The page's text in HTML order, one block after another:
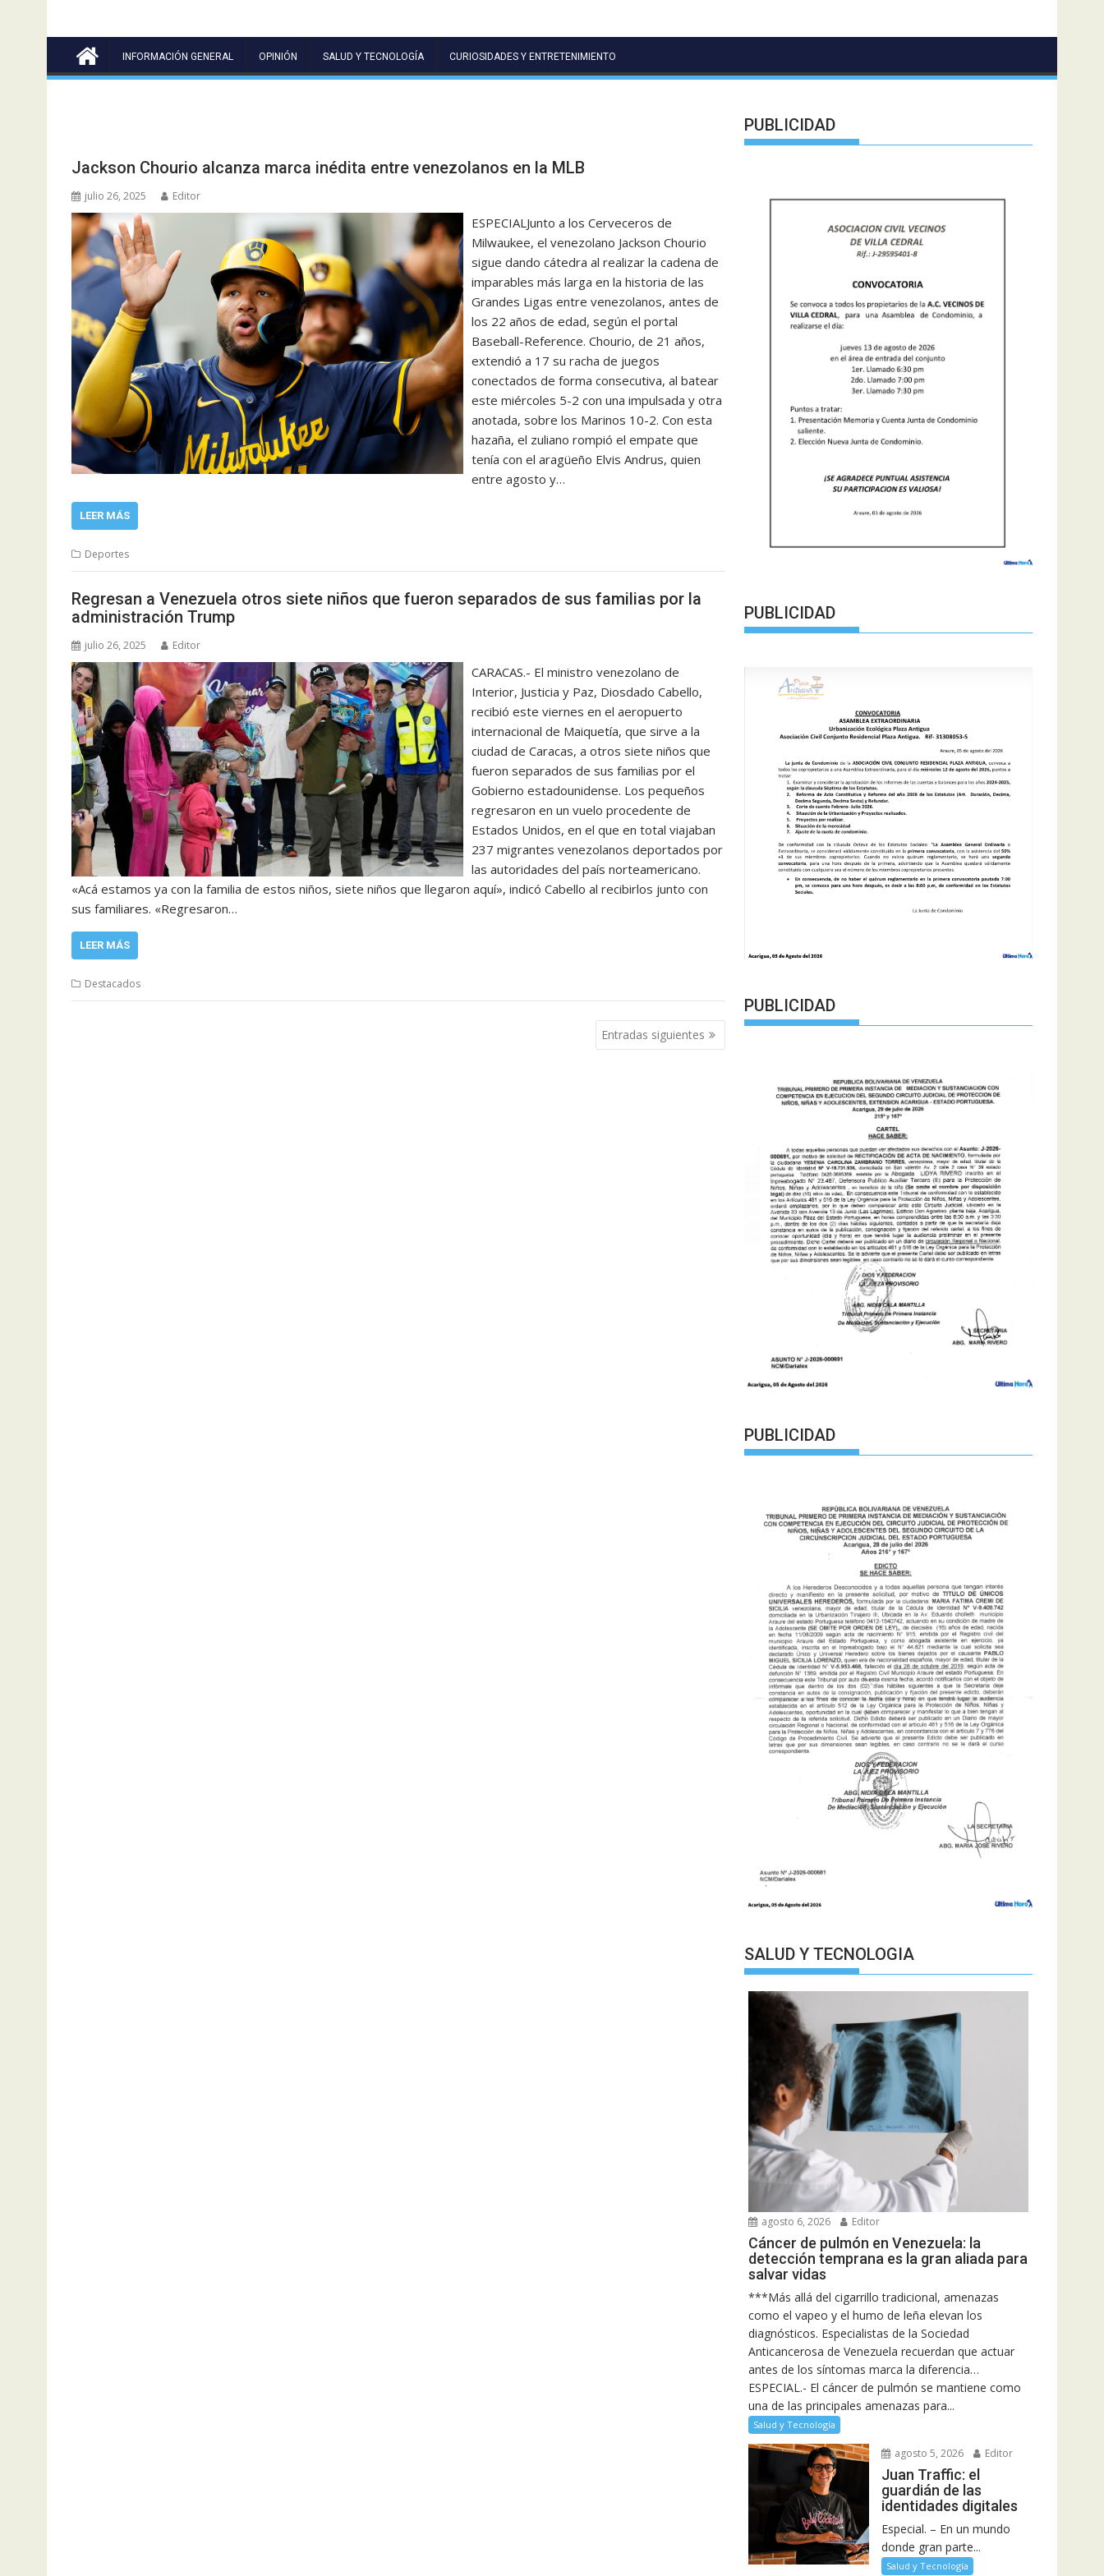
INFORMACIÓN GENERAL OPINIÓN SALUD Y TECNOLOGÍA CURIOSIDADES Y ENTRETENIMIENTO
Jackson Chourio alcanza marca inédita entre venezolanos en la MLB
julio 26, 2025 Editor
ESPECIALJunto a los Cerveceros de
Milwaukee, el venezolano Jackson Chourio
sigue dando cátedra al realizar la cadena de
imparables más larga en la historia de las
Grandes Ligas entre venezolanos, antes de
los 22 años de edad, según el portal
Baseball-Reference. Chourio, de 21 años,
extendió a 17 su racha de juegos
conectados de forma consecutiva, al batear
este miércoles 5-2 con una impulsada y otra
anotada, sobre los Marinos 10-2. Con esta
hazaña, el zuliano rompió el empate que
tenía con el aragüeño Elvis Andrus, quien
entre agosto y…
LEER MÁS
Deportes
Regresan a Venezuela otros siete niños que fueron separados de sus familias por la
administración Trump
julio 26, 2025 Editor
CARACAS.- El ministro venezolano de
Interior, Justicia y Paz, Diosdado Cabello,
recibió este viernes en el aeropuerto
internacional de Maiquetía, que sirve a la
ciudad de Caracas, a otros siete niños que
fueron separados de sus familias por el
Gobierno estadounidense. Los pequeños
regresaron en un vuelo procedente de
Estados Unidos, en el que en total viajaban
237 migrantes venezolanos deportados por
las autoridades del país norteamericano.
«Acá estamos ya con la familia de estos niños, siete niños que llegaron aquí», indicó Cabello al recibirlos junto con
sus familiares. «Regresaron…
LEER MÁS
Destacados
Entradas siguientes
PUBLICIDAD
PUBLICIDAD
PUBLICIDAD
PUBLICIDAD
SALUD Y TECNOLOGIA
agosto 6, 2026 Editor
Cáncer de pulmón en Venezuela: la
detección temprana es la gran aliada para
salvar vidas
***Más allá del cigarrillo tradicional, amenazas
como el vapeo y el humo de leña elevan los
diagnósticos. Especialistas de la Sociedad
Anticancerosa de Venezuela recuerdan que actuar
antes de los síntomas marca la diferencia…
ESPECIAL.- El cáncer de pulmón se mantiene como
una de las principales amenazas para...
Salud y Tecnología
agosto 5, 2026 Editor
Juan Traffic: el
guardián de las
identidades digitales
Especial. – En un mundo
donde gran parte...
Salud y Tecnología